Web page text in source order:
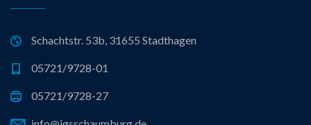
Schachtstr. 53b, 31655 Stadthagen
05721/9728-01
05721/9728-27